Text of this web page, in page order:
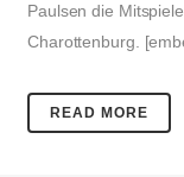
Paulsen die
Charottenburg.
READ MORE